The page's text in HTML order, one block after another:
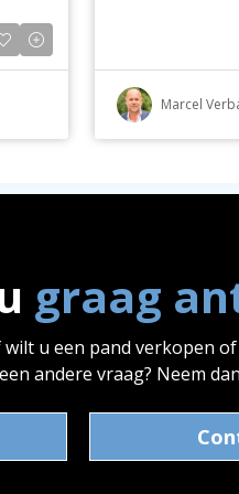
Marcel
graag
u een pand verkopen
andere vraag? Neem